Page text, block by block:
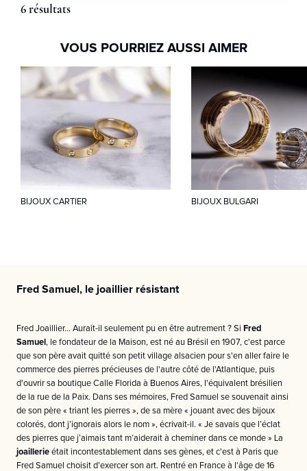
6 résultats
VOUS POURRIEZ AUSSI AIMER
BIJOUX CARTIER BIJOUX BULGARI
Fred Samuel, le joaillier résistant
Fred Joaillier… Aurait-il seulement pu en être autrement ? Si Fred
Samuel , le fondateur de la Maison, est né au Brésil en 1907, c'est parce
que son père avait quitté son petit village alsacien pour s'en aller faire le
commerce des pierres précieuses de l'autre côté de l'Atlantique, puis
d'ouvrir sa boutique Calle Florida à Buenos Aires, l'équivalent brésilien
de la rue de la Paix. Dans ses mémoires, Fred Samuel se souvenait ainsi
de son père « triant les pierres », de sa mère « jouant avec des bijoux
colorés, dont j’ignorais alors le nom », écrivait-il. « Je savais que l’éclat
des pierres que j’aimais tant m’aiderait à cheminer dans ce monde » La
joaillerie était incontestablement dans ses gènes, et c'est à Paris que
Fred Samuel choisit d’exercer son art. Rentré en France à l'âge de 16